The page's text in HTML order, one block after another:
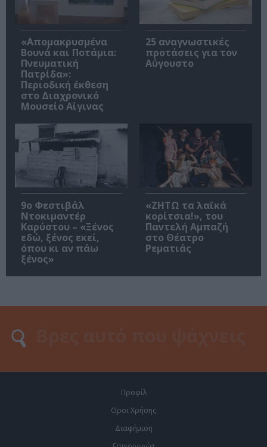
«Απομακρυσμένα
Βουνά και Ποτάμια:
Πνευματική
Πατρίδα»:
Περιοδική έκθεση
στο Διαχρονικό
Μουσείο Αίγινας
25 αναγνωστικές
προτάσεις για τον
Αύγουστο
9ο Φεστιβάλ
Ντοκιμαντέρ
Καρύστου – «Ξένος
εδώ, ξένος εκεί,
όπου κι αν πάω
ξένος»
«ΖΗΤΩ τα λαϊκά
κορίτσια!», του
Παντελή Αμπαζή
στο Θέατρο
Ρεματιάς
Προφίλ
Οροι Χρήσης
Διαφήμιση